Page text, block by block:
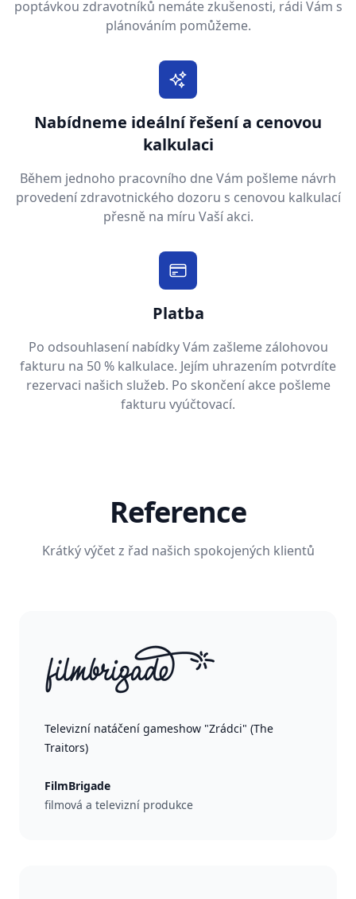
poptávkou zdravotníků nemáte zkušenosti, rádi Vám s
plánováním pomůžeme.
Nabídneme ideální řešení a cenovou
kalkulaci
Během jednoho pracovního dne Vám pošleme návrh
provedení zdravotnického dozoru s cenovou kalkulací
přesně na míru Vaší akci.
Platba
Po odsouhlasení nabídky Vám zašleme zálohovou
fakturu na 50 % kalkulace. Jejím uhrazením potvrdíte
rezervaci našich služeb. Po skončení akce pošleme
fakturu vyúčtovací.
Reference
Krátký výčet z řad našich spokojených klientů
Televizní natáčení gameshow "Zrádci" (The
Traitors)
FilmBrigade
filmová a televizní produkce